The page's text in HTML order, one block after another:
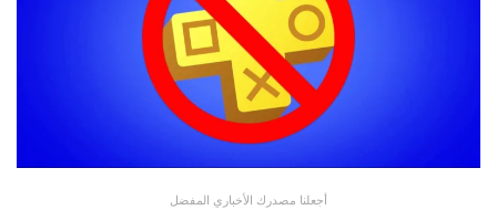
أجعلنا مصدرك الأخباري المفضل